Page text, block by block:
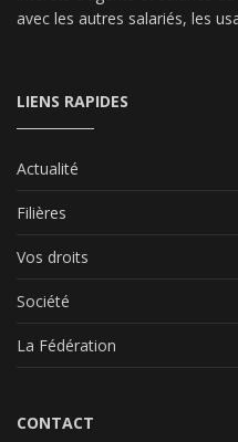
avec les autres salariés, les
LIENS RAPIDES
Actualité
Filières
Vos droits
Société
La Fédération
CONTACT